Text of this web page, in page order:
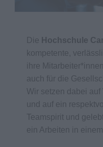
Die Hochschule
kompetente,
ihre
auch für die
Wir setzen dabei
und auf ein
Teamspirit und
ein Arbeiten in